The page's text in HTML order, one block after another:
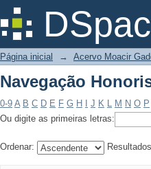
Navegação
Página inicial → Acervo Moacir
Navegação
0-9 A B C D E F G H J K L M N O P
Ou digite as primeiras letras:
Ordenar: